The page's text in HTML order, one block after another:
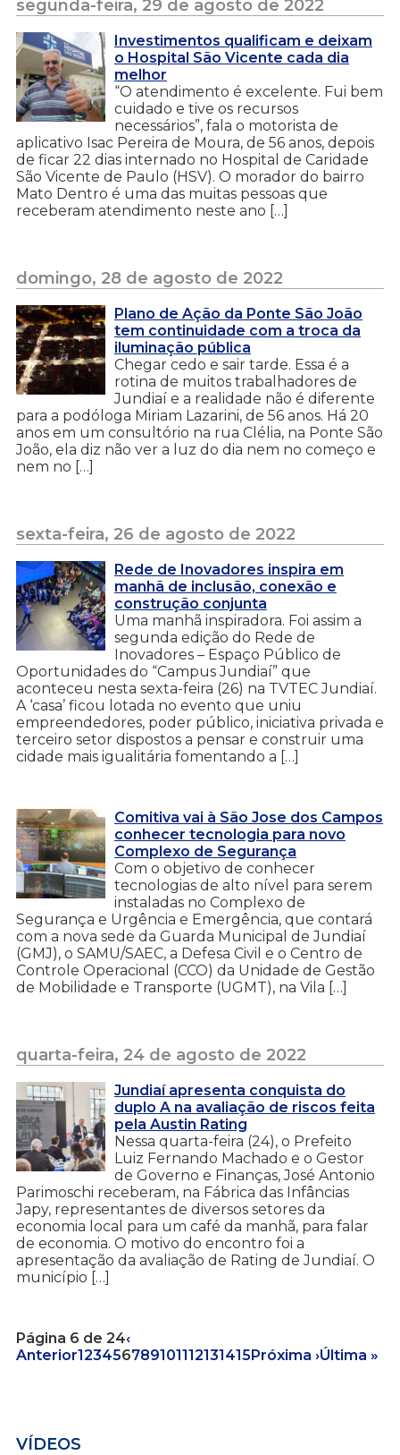
segunda-feira, 29 de agosto de 2022
Investimentos qualificam e deixam
o Hospital São Vicente cada dia
melhor
“O atendimento é excelente. Fui bem
cuidado e tive os recursos
necessários”, fala o motorista de
aplicativo Isac Pereira de Moura, de 56 anos, depois
de ficar 22 dias internado no Hospital de Caridade
São Vicente de Paulo (HSV). O morador do bairro
Mato Dentro é uma das muitas pessoas que
receberam atendimento neste ano […]
domingo, 28 de agosto de 2022
Plano de Ação da Ponte São João
tem continuidade com a troca da
iluminação pública
Chegar cedo e sair tarde. Essa é a
rotina de muitos trabalhadores de
Jundiaí e a realidade não é diferente
para a podóloga Miriam Lazarini, de 56 anos. Há 20
anos em um consultório na rua Clélia, na Ponte São
João, ela diz não ver a luz do dia nem no começo e
nem no […]
sexta-feira, 26 de agosto de 2022
Rede de Inovadores inspira em
manhã de inclusão, conexão e
construção conjunta
Uma manhã inspiradora. Foi assim a
segunda edição do Rede de
Inovadores – Espaço Público de
Oportunidades do “Campus Jundiaí” que
aconteceu nesta sexta-feira (26) na TVTEC Jundiaí.
A ‘casa’ ficou lotada no evento que uniu
empreendedores, poder público, iniciativa privada e
terceiro setor dispostos a pensar e construir uma
cidade mais igualitária fomentando a […]
Comitiva vai à São Jose dos Campos
conhecer tecnologia para novo
Complexo de Segurança
Com o objetivo de conhecer
tecnologias de alto nível para serem
instaladas no Complexo de
Segurança e Urgência e Emergência, que contará
com a nova sede da Guarda Municipal de Jundiaí
(GMJ), o SAMU/SAEC, a Defesa Civil e o Centro de
Controle Operacional (CCO) da Unidade de Gestão
de Mobilidade e Transporte (UGMT), na Vila […]
quarta-feira, 24 de agosto de 2022
Jundiaí apresenta conquista do
duplo A na avaliação de riscos feita
pela Austin Rating
Nessa quarta-feira (24), o Prefeito
Luiz Fernando Machado e o Gestor
de Governo e Finanças, José Antonio
Parimoschi receberam, na Fábrica das Infâncias
Japy, representantes de diversos setores da
economia local para um café da manhã, para falar
de economia. O motivo do encontro foi a
apresentação da avaliação de Rating de Jundiaí. O
município […]
Página 6 de 24‹
Anterior123456789101112131415Próxima ›Última »
VÍDEOS